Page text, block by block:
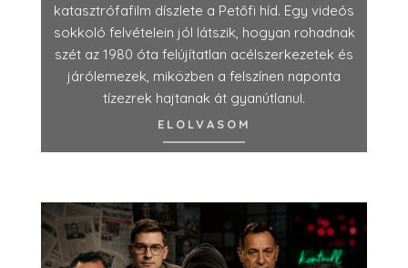
katasztrófafilm díszlete a Petőfi híd. Egy videós
sokkoló felvételein jól látszik, hogyan rohadnak
szét az 1980 óta felújítatlan acélszerkezetek és
járólemezek, miközben a felszínen naponta
tízezrek hajtanak át gyanútlanul.
ELOLVASOM